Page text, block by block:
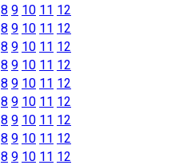
8 9 10 11 12
8 9 10 11 12
8 9 10 11 12
8 9 10 11 12
8 9 10 11 12
8 9 10 11 12
8 9 10 11 12
8 9 10 11 12
8 9 10 11 12